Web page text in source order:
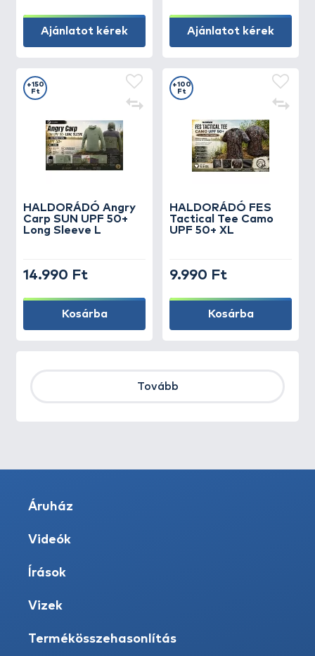
Ajánlatot kérek Ajánlatot kérek
HALDORÁDÓ Angry
Carp SUN UPF 50+
Long Sleeve L
+150
Ft
14.990 Ft
Kosárba
HALDORÁDÓ FES
Tactical Tee Camo
UPF 50+ XL
+100
Ft
9.990 Ft
Kosárba
Tovább
Áruház
Videók
Írások
Vizek
Termékösszehasonlítás